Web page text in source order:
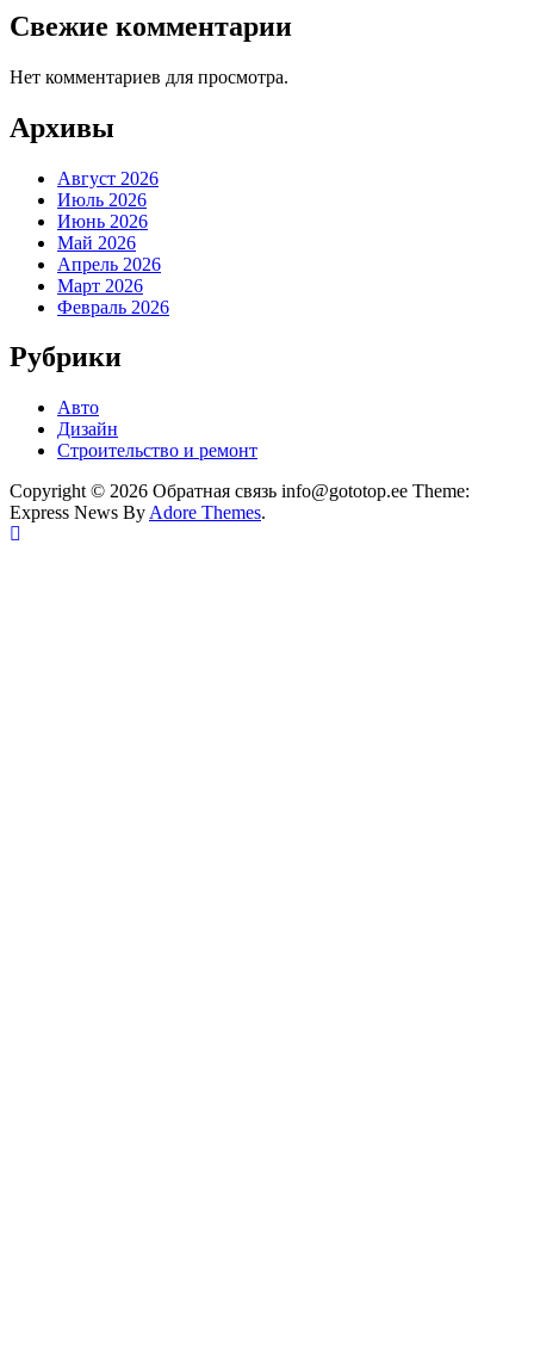
Свежие комментарии
Нет комментариев для просмотра.
Архивы
Август 2026
Июль 2026
Июнь 2026
Май 2026
Апрель 2026
Март 2026
Февраль 2026
Рубрики
Авто
Дизайн
Строительство и ремонт
Copyright © 2026 Обратная связь info@gototop.ee Theme:
Express News By Adore Themes.